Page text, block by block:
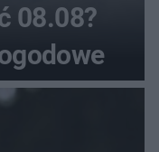
08.08?